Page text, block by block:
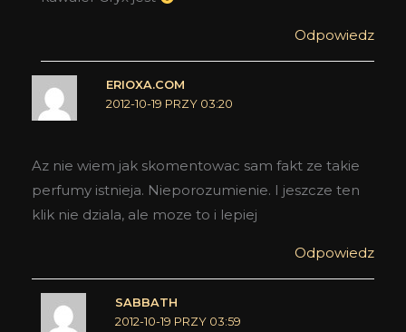
Odpowiedz
ERIOXA.COM
2012-10-19 PRZY 03:20
Az nie wiem jak skomentowac sam fakt ze takie
perfumy istnieja. Nieporozumienie. I jeszcze ten
klik nie dziala, ale moze to i lepiej
Odpowiedz
SABBATH
2012-10-19 PRZY 03:59